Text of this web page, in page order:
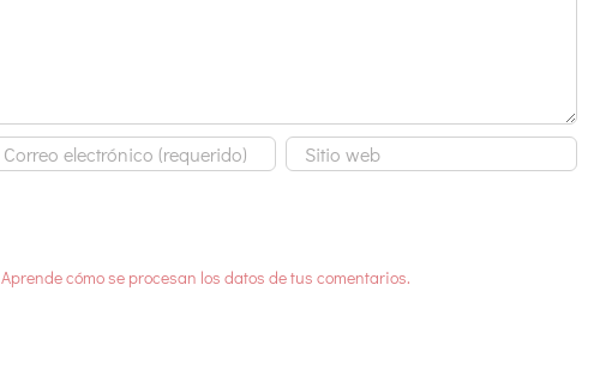
Aprende cómo se procesan los datos de tus comentarios.